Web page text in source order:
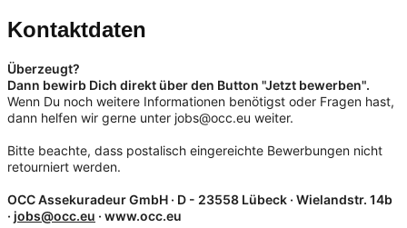
Kontaktdaten
Überzeugt?
Dann bewirb Dich direkt über den Button "Jetzt bewerben".
Wenn Du noch weitere Informationen benötigst oder Fragen hast,
dann helfen wir gerne unter jobs@occ.eu weiter.
Bitte beachte, dass postalisch eingereichte Bewerbungen nicht
retourniert werden.
OCC Assekuradeur GmbH · D - 23558 Lübeck · Wielandstr. 14b
· jobs@occ.eu · www.occ.eu